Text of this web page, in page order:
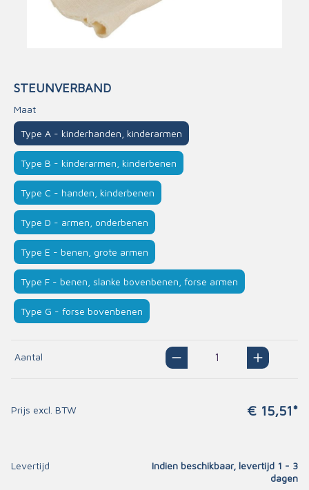
STEUNVERBAND
Maat
Type A - kinderhanden, kinderarmen
Type B - kinderarmen, kinderbenen
Type C - handen, kinderbenen
Type D - armen, onderbenen
Type E - benen, grote armen
Type F - benen, slanke bovenbenen, forse armen
Type G - forse bovenbenen
Aantal
Prijs excl. BTW € 15,51*
Levertijd
Indien beschikbaar, levertijd 1 - 3
dagen